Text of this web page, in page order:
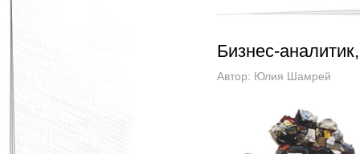
Бизнес-
Автор: Юлия Шамрей